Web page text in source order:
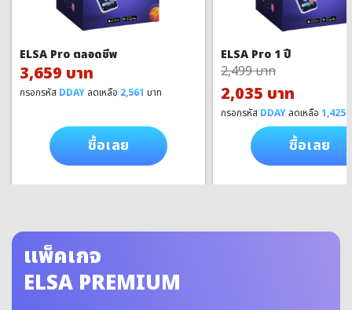
ELSA Pro ตลอดชีพ
3,659 บาท
กรอกรหัส DDAY ลดเหลือ 2,561 บาท
ซื้อเลย
ELSA Pro 1 ปี
2,499 บาท
2,035 บาท
กรอกรหัส DDAY ลดเหลือ 1,425
ซื้อเลย
แพ็คเกจ
ELSA PREMIUM